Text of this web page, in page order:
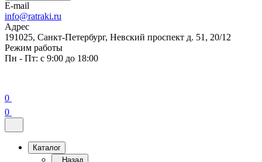
E-mail
info@ratraki.ru
Адрес
191025, Санкт-Петербург, Невский проспект д. 51, 20/12
Режим работы
Пн - Пт: с 9:00 до 18:00
0
0
Каталог
Назад